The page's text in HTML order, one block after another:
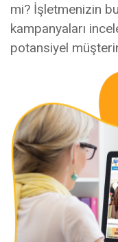
mi? İşletmenizin
kampanyaları
potansiyel